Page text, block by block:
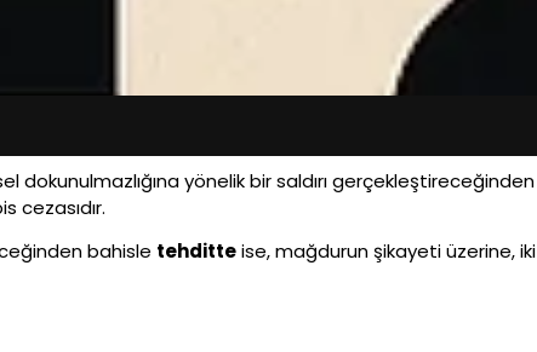
dokunulmazlığına yönelik bir saldırı gerçekleştireceğinden
cezasıdır.
bahisle tehditteise, mağdurun şikayeti üzerine, iki